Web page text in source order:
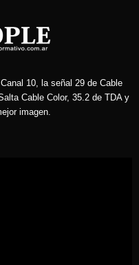
10, la señal 29 de Cable
Cable Color, 35.2 de TDA y
imagen.